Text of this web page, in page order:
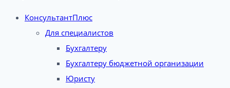
КонсультантПлюс
Для специалистов
Бухгалтеру
Бухгалтеру бюджетной организации
Юристу